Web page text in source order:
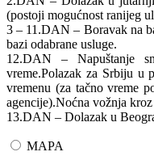
(postoji mogućnost ranijeg
3 – 11.DAN – Boravak na
bazi odabrane usluge.
12.DAN – Napuštanje
vreme.Polazak za Srbiju u
vremenu (za tačno vreme
agencije).Noćna vožnja
13.DAN – Dolazak u
MAPA